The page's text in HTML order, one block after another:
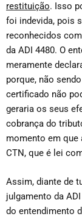
restituição. Isso
foi indevida, pois
reconhecidos
da ADI 4480. O
meramente
porque, não
certificado não
geraria os seus
cobrança do
momento em que
CTN, que é lei
Assim, diante de
julgamento da
do entendimento